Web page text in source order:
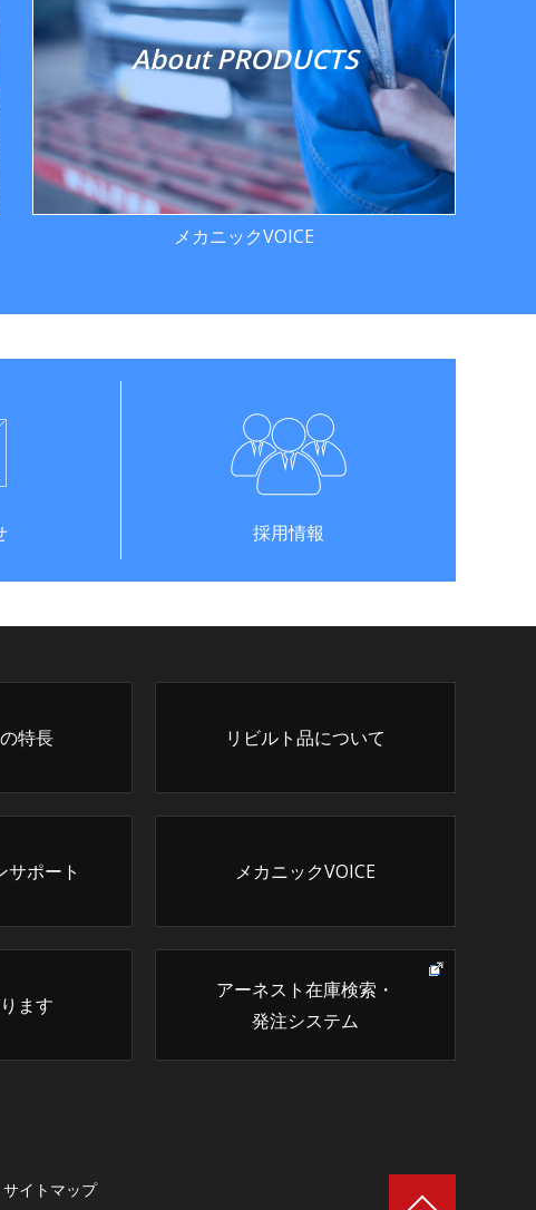
About PRODUCTS
メカニックVOICE
採用情報
特長 リビルト品について
サポート メカニックVOICE
ます
アーネスト在庫検索・
発注システム
サイトマップ